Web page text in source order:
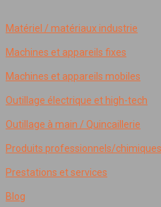
Matériel / matériaux industrie
Machines et appareils fixes
Machines et appareils mobiles
Outillage électrique et high-tech
Outillage à main / Quincaillerie
Produits professionnels/chimiques
Prestations et services
Blog